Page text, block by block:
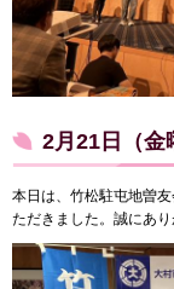
2月21日（金
本日は、竹松駐屯地曽
ただきました。誠にあり